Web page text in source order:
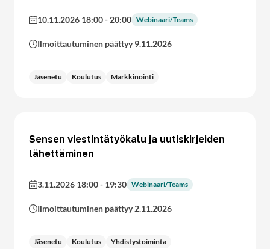
10.11.2026 18:00- 20:00 Webinaari/Teams
Ilmoittautuminen päättyy 9.11.2026
Jäsenetu Koulutus Markkinointi
Sensen viestintätyökalu ja uutiskirjeiden
lähettäminen
3.11.2026 18:00- 19:30 Webinaari/Teams
Ilmoittautuminen päättyy 2.11.2026
Jäsenetu Koulutus Yhdistystoiminta